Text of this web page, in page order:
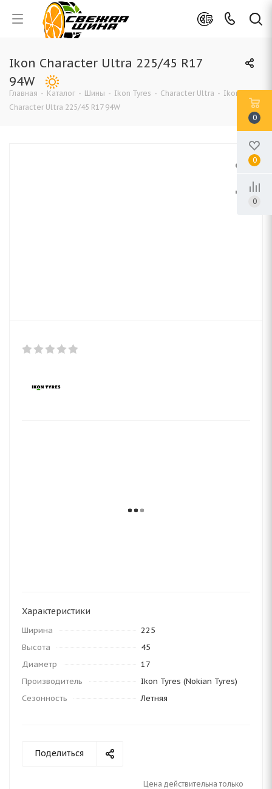
Ikon Character Ultra 225/45 R17
94W
Главная - Каталог - Шины - Ikon Tyres - Character Ultra - Ikon
Character Ultra 225/45 R17 94W
Характеристики
Ширина
225
Высота
45
Диаметр
17
Производитель
Ikon Tyres (Nokian Tyres)
Сезонность
Летняя
Поделиться
Цена действительна только
0
0
0